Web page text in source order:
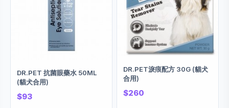
DR.PET 抗菌眼藥水 50ML
(貓犬合用)
$93
DR.PET淚痕配方 30G (貓犬
合用)
$260